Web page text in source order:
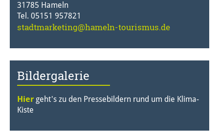
31785 Hameln
Tel. 05151 957821
stadtmarketing@hameln-tourismus.de
Bildergalerie
Hier geht's zu den Pressebildern rund um die Klima-
Kiste